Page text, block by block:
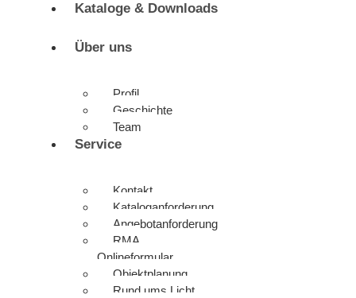
Kataloge & Downloads
Über uns
Profil
Geschichte
Team
Service
Kontakt
Kataloganforderung
Angebotanforderung
RMA
Onlineformular
Objektplanung
Rund ums Licht